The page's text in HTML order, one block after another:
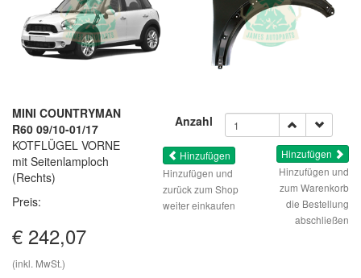
MINI COUNTRYMAN
R60 09/10-01/17
KOTFLÜGEL VORNE
mit Seitenlamploch
(Rechts)
Preis:
€ 242,07
(inkl. MwSt.)
Anzahl
Hinzufügen
Hinzufügen und
zurück zum Shop
weiter einkaufen
Hinzufügen
Hinzufügen und
zum Warenkorb
die Bestellung
abschließen